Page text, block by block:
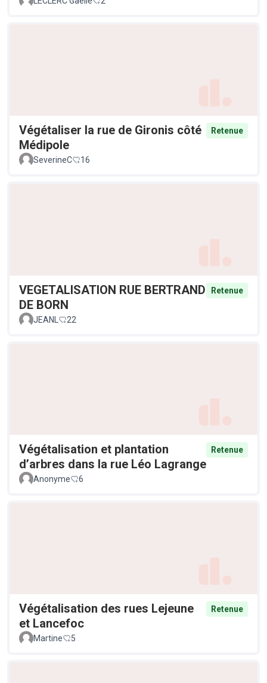
Végétaliser la rue de Gironis côté
Médipole
Retenue
SeverineC 16
VEGETALISATION RUE BERTRAND
DE BORN
Retenue
JEANL 22
Végétalisation et plantation
d’arbres dans la rue Léo Lagrange
Retenue
Anonyme 6
Végétalisation des rues Lejeune
et Lancefoc
Retenue
Martine 5